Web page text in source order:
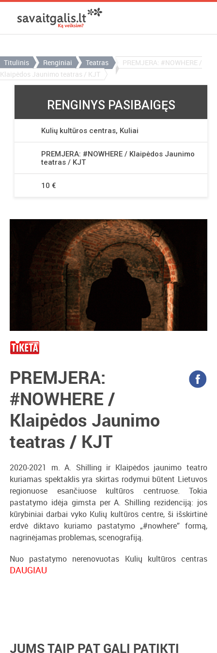
Titulinis Renginiai Teatras
PREMJERA: #NOWHERE /
Klaipėdos Jaunimo teatras / KJT
PREMJERA:
#NOWHERE /
Klaipėdos Jaunimo
teatras / KJT
2020-2021 m. A. Shilling ir Klaipėdos jaunimo teatro
kuriamas spektaklis yra skirtas rodymui būtent Lietuvos
regionuose esančiuose kultūros centruose. Tokia
pastatymo idėja gimsta per A. Shilling rezidenciją: jos
kūrybiniai darbai vyko Kulių kultūros centre, ši išskirtinė
erdvė diktavo kuriamo pastatymo „#nowhere” formą,
nagrinėjamas problemas, scenografiją.
Nuo pastatymo nerenovuotas Kulių kultūros centras
talpina apie penkis šimtus žiūrovų, tačiau retai sulaukia
DAUGIAU
JUMS TAIP PAT GALI PATIKTI
RENGINYS PASIBAIGĘS
Kulių kultūros centras, Kuliai
PREMJERA: #NOWHERE / Klaipėdos Jaunimo
teatras / KJT
10 €